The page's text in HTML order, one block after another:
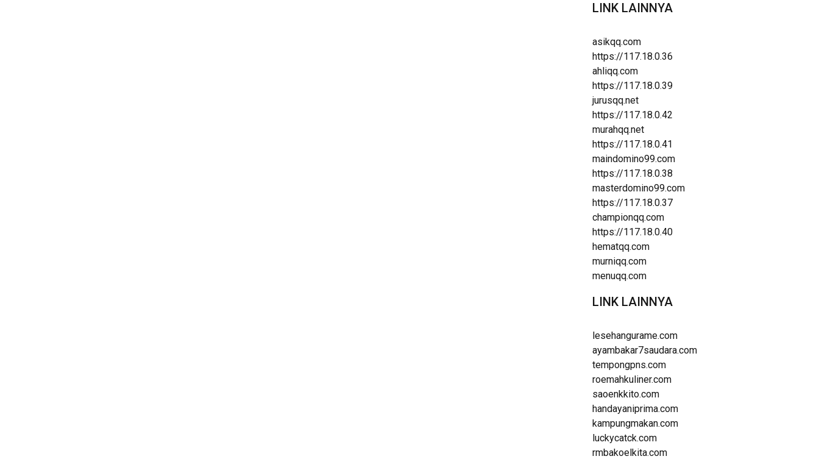
LINK LAINNYA
asikqq.com
https://117.18.0.36
ahliqq.com
https://117.18.0.39
jurusqq.net
https://117.18.0.42
murahqq.net
https://117.18.0.41
maindomino99.com
https://117.18.0.38
masterdomino99.com
https://117.18.0.37
championqq.com
https://117.18.0.40
hematqq.com
murniqq.com
menuqq.com
LINK LAINNYA
lesehangurame.com
ayambakar7saudara.com
tempongpns.com
roemahkuliner.com
saoenkkito.com
handayaniprima.com
kampungmakan.com
luckycatck.com
rmbakoelkita.com